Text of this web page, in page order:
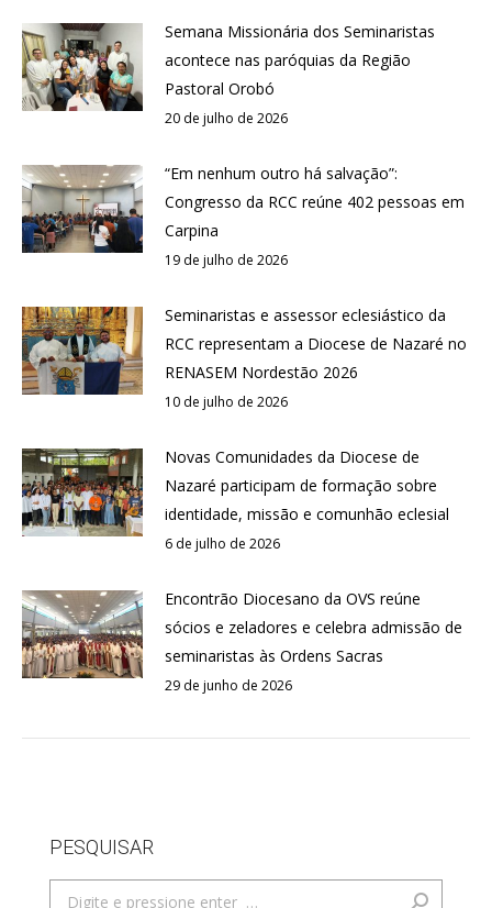
Semana Missionária dos Seminaristas
acontece nas paróquias da Região
Pastoral Orobó
20 de julho de 2026
“Em nenhum outro há salvação”:
Congresso da RCC reúne 402 pessoas em
Carpina
19 de julho de 2026
Seminaristas e assessor eclesiástico da
RCC representam a Diocese de Nazaré no
RENASEM Nordestão 2026
10 de julho de 2026
Novas Comunidades da Diocese de
Nazaré participam de formação sobre
identidade, missão e comunhão eclesial
6 de julho de 2026
Encontrão Diocesano da OVS reúne
sócios e zeladores e celebra admissão de
seminaristas às Ordens Sacras
29 de junho de 2026
PESQUISAR
Search: